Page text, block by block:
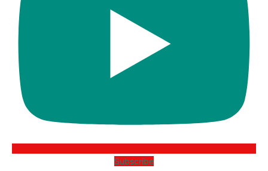
Subscribe